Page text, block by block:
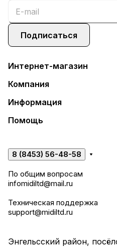
Подписаться
Интернет-магазин
Компания
Информация
Помощь
8 (8453) 56-48-58
По общим вопросам
infomidiltd@mail.ru
Техническая поддержка
support@midiltd.ru
Энгельсский район,